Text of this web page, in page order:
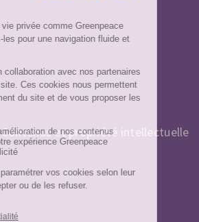
Contenus et propriété intellectuelle